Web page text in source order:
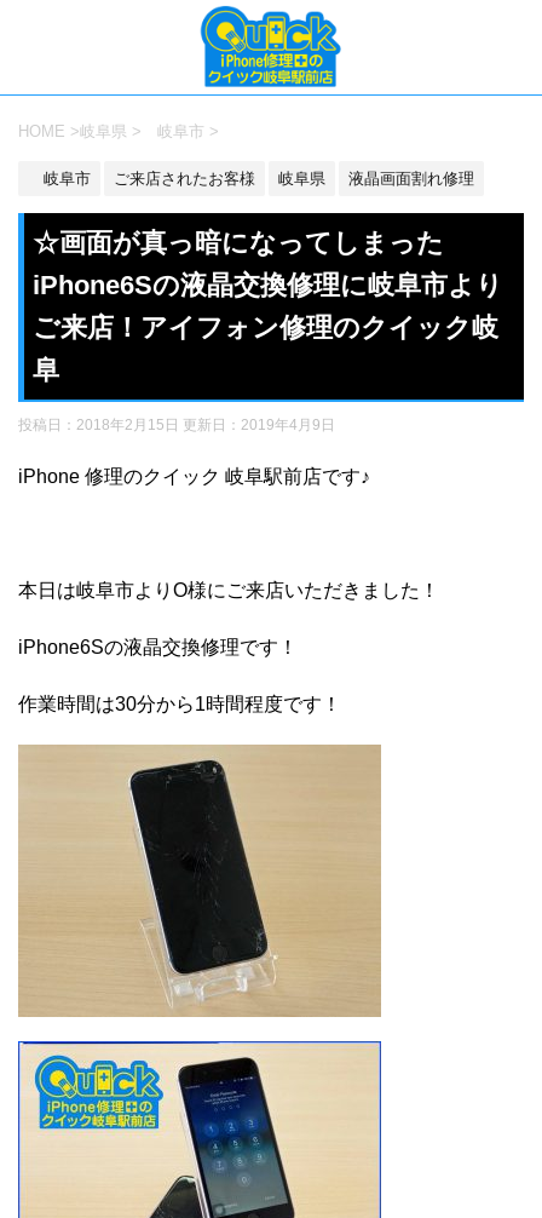
HOME >岐阜県 > 岐阜市 >
岐阜市 ご来店されたお客様 岐阜県 液晶画面割れ修理
☆画面が真っ暗になってしまった
iPhone6Sの液晶交換修理に岐阜市より
ご来店！アイフォン修理のクイック岐
阜
投稿日：2018年2月15日 更新日： 2019年4月9日
iPhone 修理のクイック 岐阜駅前店です♪
本日は岐阜市よりO様にご来店いただきました！
iPhone6Sの液晶交換修理です！
作業時間は30分から1時間程度です！